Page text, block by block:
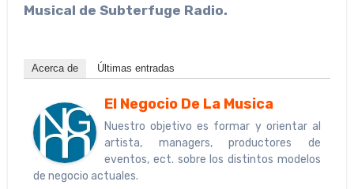
Musical de Subterfuge Radio.
Acerca de Últimas entradas
El Negocio De La Musica
Nuestro objetivo es formar y orientar al
artista, managers, productores de
eventos, ect. sobre los distintos modelos
de negocio actuales.